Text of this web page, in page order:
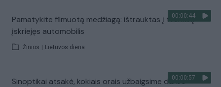
00:00:44
Pamatykite filmuotą medžiagą: ištrauktas į tvenkinį
įskriejęs automobilis
Žinios Lietuvos diena
00:00:57
Sinoptikai atsakė, kokiais orais užbaigsime darbo